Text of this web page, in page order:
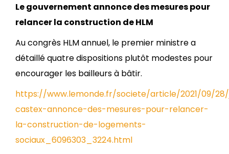
Le gouvernement annonce des mesures pour
relancer la construction de HLM
Au congrès HLM annuel, le premier ministre a
détaillé quatre dispositions plutôt modestes pour
encourager les bailleurs à bâtir.
https://www.lemonde.fr/societe/article/2021/09/
castex-annonce-des-mesures-pour-relancer-
la-construction-de-logements-
sociaux_6096303_3224.html